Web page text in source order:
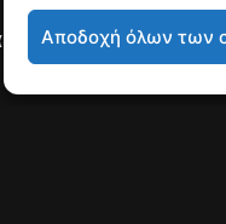
Αποδοχή όλων των